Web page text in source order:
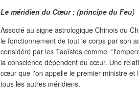
Le méridien du Cœur : (principe du Feu)
Associé au signe astrologique Chinois du
le fonctionnement de tout le corps par son
considéré par les Taoïstes comme
la conscience dépendent du cœur. Une
cœur que l'on appelle le premier ministre
tous les autres méridiens.